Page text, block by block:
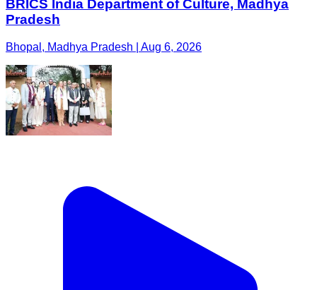
BRICS India Department of Culture, Madhya
Pradesh
Bhopal, Madhya Pradesh | Aug 6, 2026